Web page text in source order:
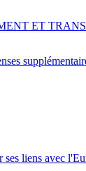
ET
liens avec